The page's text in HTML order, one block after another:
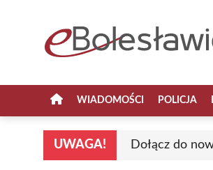
WIADOMOŚCI POLICJA
UWAGA! Dołącz do